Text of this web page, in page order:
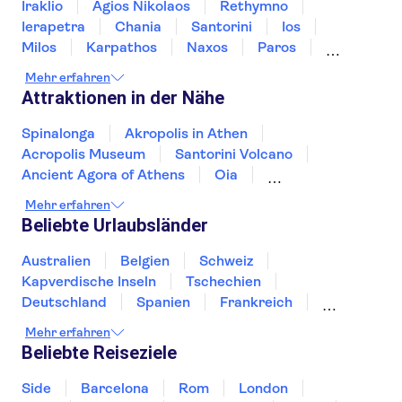
Aquila Atlantis Hotel Heraklio
Royal Belvedere
Mitsis Royal Mare Thalasso & Spa
Resort
Grand Hotel Holiday Resort
Koni Village Stalis bouno
Atlantica Akti Zeus
Anthoula Village
Atlantica bottom of the stairs
Capsis Astoria Heraklion
Golden Bay Malia
Iraklio Agios Nikolaos
Rethymno
Ierapetra
Chania Santorini
Ios
Milos
Karpathos Naxos
Paros
Mehr erfahren
Attraktionen in der Nähe
Spinalonga
Akropolis in Athen
Acropolis Museum
Santorini Volcano
Ancient Agora of Athens
Oia
Knossos Palace
Temple of Poseidon
Temple of Olympian Zeus
Heraklion Archaeological Museum
Archeological Museum of Chania
Achilleion Palace
Elafonisi
Mehr erfahren
Beliebte Urlaubsländer
Australien Belgien
Schweiz
Kapverdische Inseln
Tschechien
Deutschland
Spanien
Frankreich
Italien
Japan Luxemburg
Polen
Portugal Schweden
Mehr erfahren
Beliebte Reiseziele
Side Barcelona Rom
London